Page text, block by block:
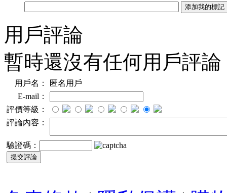
用戶評論
暫時還沒有任何用戶評論
用戶名：
匿名用戶
E-mail：
評價等級：
評論內容：
驗證碼：